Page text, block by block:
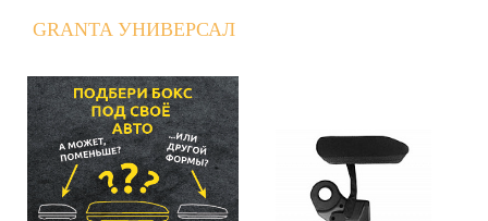
GRANTA УНИВЕРСАЛ